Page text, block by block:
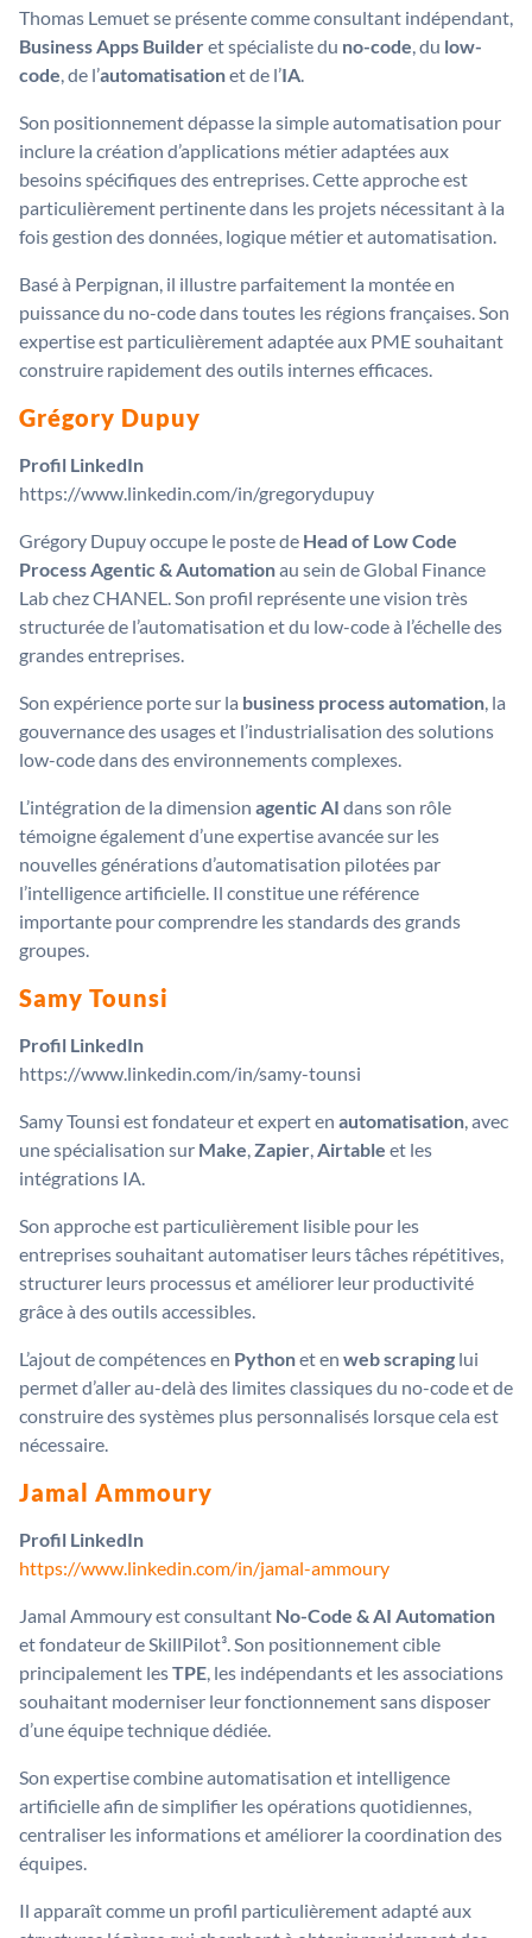
Thomas Lemuet se présente comme consultant indépendant,
Business Apps Builderet spécialiste du no-code, du low-
code, de l’automatisationet de l’IA.
Son positionnement dépasse la simple automatisation pour
inclure la création d’applications métier adaptées aux
besoins spécifiques des entreprises. Cette approche est
particulièrement pertinente dans les projets nécessitant à la
fois gestion des données, logique métier et automatisation.
Basé à Perpignan, il illustre parfaitement la montée en
puissance du no-code dans toutes les régions françaises. Son
expertise est particulièrement adaptée aux PME souhaitant
construire rapidement des outils internes efficaces.
Grégory Dupuy
Profil LinkedIn
https://www.linkedin.com/in/gregorydupuy
Grégory Dupuy occupe le poste de Head of Low Code
Process Agentic & Automationau sein de Global Finance
Lab chez CHANEL. Son profil représente une vision très
structurée de l’automatisation et du low-code à l’échelle des
grandes entreprises.
Son expérience porte sur la business process automation, la
gouvernance des usages et l’industrialisation des solutions
low-code dans des environnements complexes.
L’intégration de la dimension agentic AI dans son rôle
témoigne également d’une expertise avancée sur les
nouvelles générations d’automatisation pilotées par
l’intelligence artificielle. Il constitue une référence
importante pour comprendre les standards des grands
groupes.
Samy Tounsi
Profil LinkedIn
https://www.linkedin.com/in/samy-tounsi
Samy Tounsi est fondateur et expert en automatisation, avec
une spécialisation sur Make,Zapier,Airtable et les
intégrations IA.
Son approche est particulièrement lisible pour les
entreprises souhaitant automatiser leurs tâches répétitives,
structurer leurs processus et améliorer leur productivité
grâce à des outils accessibles.
L’ajout de compétences en Pythonet en web scraping lui
permet d’aller au-delà des limites classiques du no-code et de
construire des systèmes plus personnalisés lorsque cela est
nécessaire.
Jamal Ammoury
Profil LinkedIn
https://www.linkedin.com/in/jamal-ammoury
Jamal Ammoury est consultant No-Code & AI Automation
et fondateur de SkillPilot³. Son positionnement cible
principalement lesTPE, les indépendants et les associations
souhaitant moderniser leur fonctionnement sans disposer
d’une équipe technique dédiée.
Son expertise combine automatisation et intelligence
artificielle afin de simplifier les opérations quotidiennes,
centraliser les informations et améliorer la coordination des
équipes.
Il apparaît comme un profil particulièrement adapté aux